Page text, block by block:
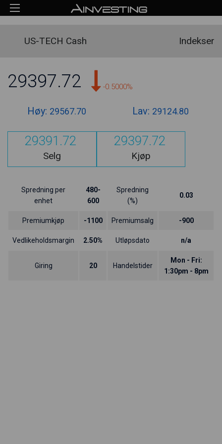
US-TECH Cash Indekser
29397.72 -0.5000%
Høy: 29567.70 Lav: 29124.80
29391.72
Selg
29397.72
Kjøp
Spredning per
enhet
480-
600
Spredning
(%)
0.03
Premiumkjøp -1100 Premiumsalg -900
Vedlikeholdsmargin 2.50% Utløpsdato n/a
Giring 20 Handelstider
Mon - Fri:
1:30pm - 8pm